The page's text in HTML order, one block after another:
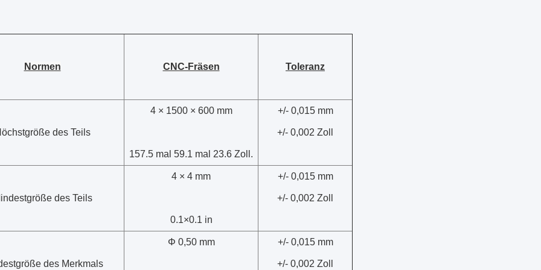
Normen CNC-Fräsen Toleranz
des Teils
4 × 1500 × 600 mm
157.5 mal 59.1 mal 23.6 Zoll.
+/- 0,015 mm
+/- 0,002 Zoll
des Teils
4 × 4 mm
0.1×0.1 in
+/- 0,015 mm
+/- 0,002 Zoll
des Merkmals
Φ 0,50 mm +/- 0,015 mm
+/- 0,002 Zoll